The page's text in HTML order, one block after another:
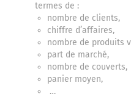
termes de :
nombre de clients,
chiffre d’affaires,
nombre de produits
part de marché,
nombre de couverts,
panier moyen,
…